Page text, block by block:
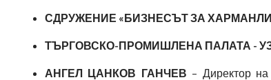
СДРУЖЕНИЕ «БИЗНЕСЪТ ЗА
ТЪРГОВСКО-ПРОМИШЛЕНА ПАЛАТА -
АНГЕЛ ЦАНКОВ ГАНЧЕВ – Директор